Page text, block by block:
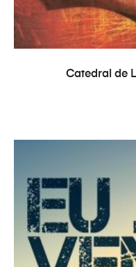
Catedral de